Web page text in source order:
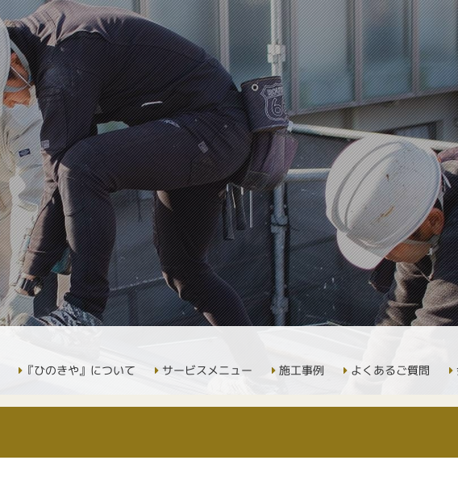
『ひのきや』について サービスメニュー 施工事例 よくあるご質問